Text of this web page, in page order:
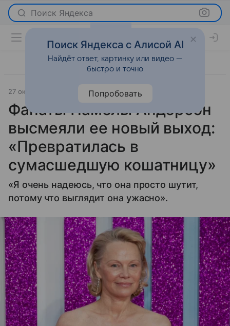
Поиск Яндекса
27 октября 2025 Газета.Ру Светская жизнь
Фанаты Памелы Андерсон
высмеяли ее новый выход:
«Превратилась в
сумасшедшую кошатницу»
«Я очень надеюсь, что она просто шутит,
потому что выглядит она ужасно».
Поиск Яндекса с Алисой AI
Найдёт ответ, картинку или видео —
быстро и точно
Попробовать